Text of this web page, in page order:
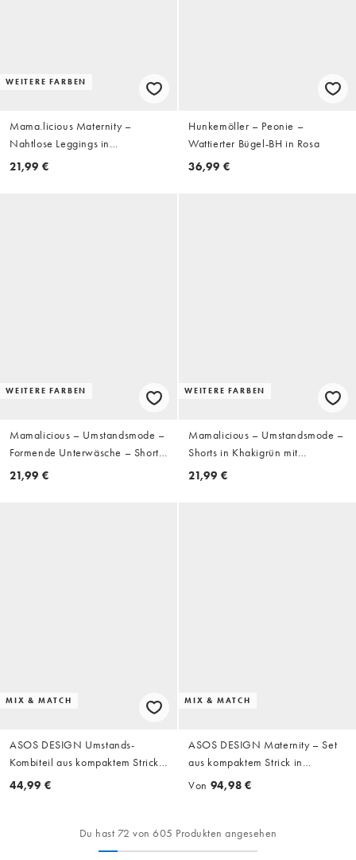
WEITERE FARBEN
Mama.licious Maternity –
Nahtlose Leggings in
Schokobraun, Kombiteil
21,99 €
Hunkemöller – Peonie –
Wattierter Bügel-BH in Rosa
36,99 €
WEITERE FARBEN
Mamalicious – Umstandsmode –
Formende Unterwäsche – Shorts
in Schwarz für über den
21,99 €
WEITERE FARBEN
Mamalicious – Umstandsmode –
Shorts in Khakigrün mit
Überbauchbund
21,99 €
MIX & MATCH
ASOS DESIGN Umstands-
Kombiteil aus kompaktem Strick
mit Spitzendetail in Schwarz
44,99 €
MIX & MATCH
ASOS DESIGN Maternity – Set
aus kompaktem Strick in
Schwarz, aus Trägertop mit
Von 94,98 €
Du hast 72 von 605 Produkten angesehen